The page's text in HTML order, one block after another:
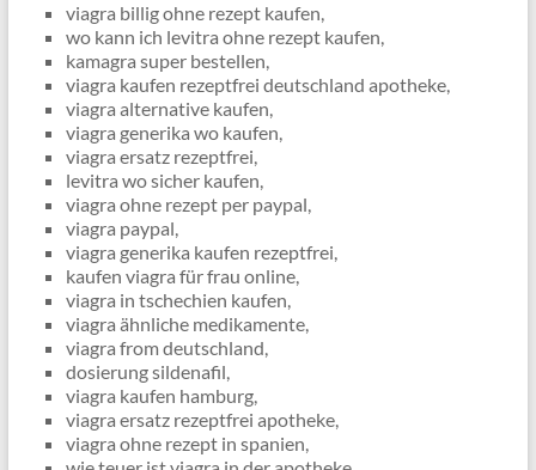
viagra billig ohne rezept kaufen,
wo kann ich levitra ohne rezept kaufen,
kamagra super bestellen,
viagra kaufen rezeptfrei deutschland apotheke,
viagra alternative kaufen,
viagra generika wo kaufen,
viagra ersatz rezeptfrei,
levitra wo sicher kaufen,
viagra ohne rezept per paypal,
viagra paypal,
viagra generika kaufen rezeptfrei,
kaufen viagra für frau online,
viagra in tschechien kaufen,
viagra ähnliche medikamente,
viagra from deutschland,
dosierung sildenafil,
viagra kaufen hamburg,
viagra ersatz rezeptfrei apotheke,
viagra ohne rezept in spanien,